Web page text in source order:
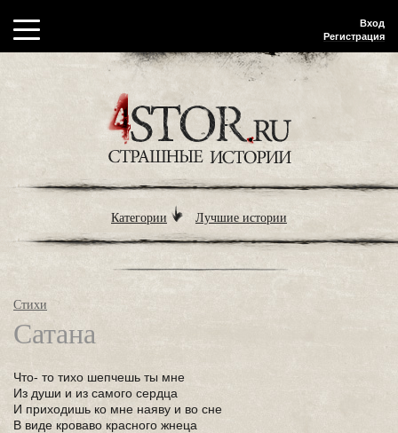
Вход
Регистрация
Категории Лучшие истории
Стихи
Сатана
Что- то тихо шепчешь ты мне
Из души и из самого сердца
И приходишь ко мне наяву и во сне
В виде кроваво красного жнеца